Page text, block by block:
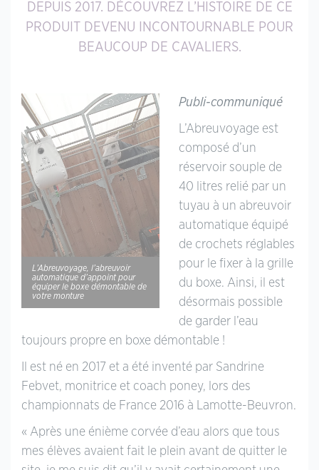
DEPUIS 2017. DÉCOUVREZ L’HISTOIRE DE CE
PRODUIT DEVENU INCONTOURNABLE POUR
BEAUCOUP DE CAVALIERS.
L’Abreuvoyage, l’abreuvoir
automatique d’appoint pour
équiper le boxe démontable de
votre monture
Publi-communiqué
L’Abreuvoyage est
composé d’un
réservoir souple de
40 litres relié par un
tuyau à un abreuvoir
automatique équipé
de crochets réglables
pour le fixer à la grille
du boxe. Ainsi, il est
désormais possible
de garder l’eau
toujours propre en boxe démontable !
Il est né en 2017 et a été inventé par Sandrine
Febvet, monitrice et coach poney, lors des
championnats de France 2016 à Lamotte-Beuvron.
« Après une énième corvée d’eau alors que tous
mes élèves avaient fait le plein avant de quitter le